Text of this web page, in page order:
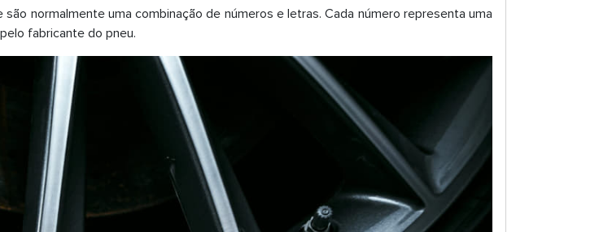
normalmente uma combinação de números e letras. Cada número representa uma
fabricante do pneu.